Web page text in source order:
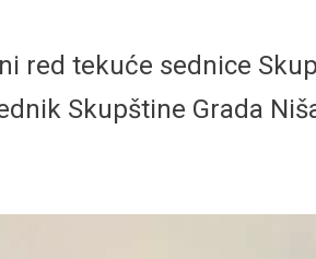
red tekuće sednice
Skupštine Grada